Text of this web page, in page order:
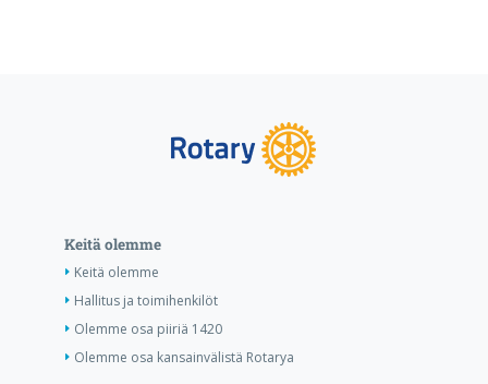
Keitä olemme
Keitä olemme
Hallitus ja toimihenkilöt
Olemme osa piiriä 1420
Olemme osa kansainvälistä Rotarya